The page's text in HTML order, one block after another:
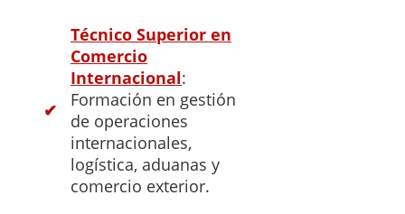
Técnico Superior en
Comercio
Internacional:
Formación en gestión
de operaciones
internacionales,
logística, aduanas y
comercio exterior.